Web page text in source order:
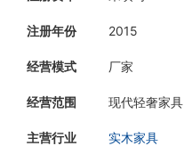
注册年份 2015
经营模式 厂家
经营范围 现代轻奢家具
主营行业 实木家具